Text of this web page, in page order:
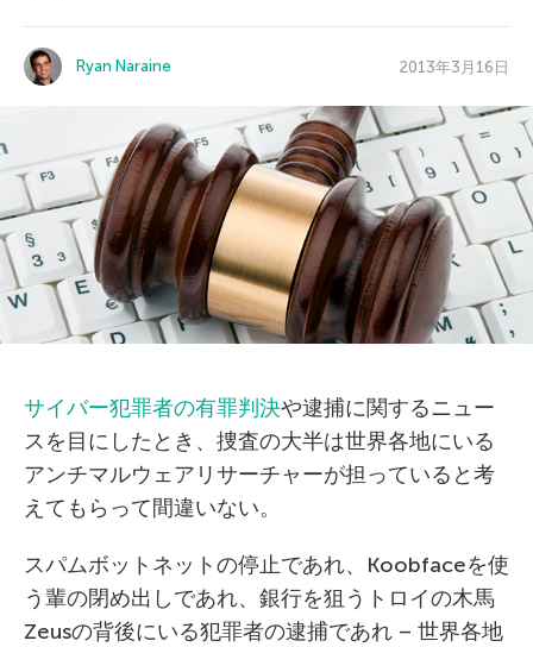
Ryan Naraine 2013年3月16日
サイバー犯罪者の有罪判決や逮捕に関するニュー
スを目にしたとき、捜査の大半は世界各地にいる
アンチマルウェアリサーチャーが担っていると考
えてもらって間違いない。
スパムボットネットの停止であれ、Koobfaceを使
う輩の閉め出しであれ、銀行を狙うトロイの木馬
Zeusの背後にいる犯罪者の逮捕であれ – 世界各地